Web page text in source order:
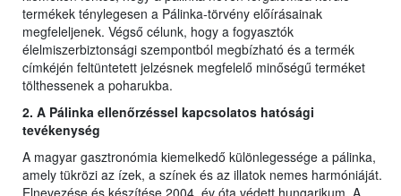
termékek ténylegesen a Pálinka-törvény előírásainak
megfeleljenek. Végső célunk, hogy a fogyasztók
élelmiszerbiztonsági szempontból megbízható és a termék
címkéjén feltüntetett jelzésnek megfelelő minőségű terméket
tölthessenek a poharukba.
2. A Pálinka ellenőrzéssel kapcsolatos hatósági
tevékenység
A magyar gasztronómia kiemelkedő különlegessége a pálinka,
amely tükrözi az ízek, a színek és az illatok nemes harmóniáját.